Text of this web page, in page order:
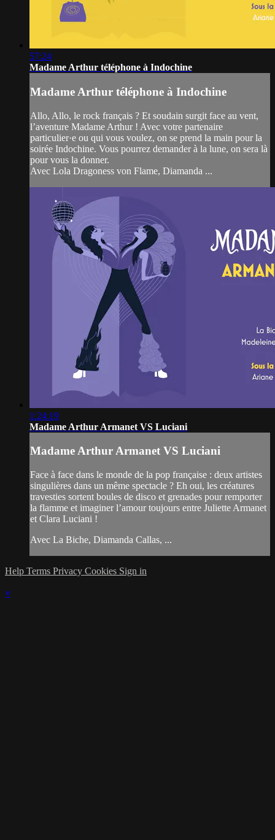
57:24
Madame Arthur téléphone à Indochine
Madame Arthur téléphone à Indochine
Allo, Allo, le rock français ? Et soudain surgit face au vent,
l’aventure Madame Arthur ! Avec votre partenaire
particulier·e ou qui vous voulez, on se prend la main pour la
soirée Indochine. Vous pourrez demander à la lune, on sera là
pour vous la donner.
Avec Lola Dragoness von Flame, Diamanda ...
1:24:19
Madame Arthur Armanet VS Luciani
Madame Arthur Armanet VS Luciani
Face à face dans le monde de la pop française : deux artistes
singulières dans un même spectacle ? Eh oui, les créatures
travesties sortent boules de disco et grenades pour remporter
la flamme et imaginer l’amour toujours entre Juliette Armanet
et Clara Luciani !
Avec La Biche, Diamanda Callas, ...
Help Terms Privacy Cookies Sign in
×